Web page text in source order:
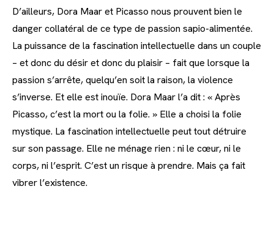
D’ailleurs, Dora Maar et Picasso nous prouvent bien le
danger collatéral de ce type de passion sapio-alimentée.
La puissance de la fascination intellectuelle dans un couple
– et donc du désir et donc du plaisir – fait que lorsque la
passion s’arrête, quelqu’en soit la raison, la violence
s’inverse. Et elle est inouïe. Dora Maar l’a dit : « Après
Picasso, c’est la mort ou la folie. » Elle a choisi la folie
mystique. La fascination intellectuelle peut tout détruire
sur son passage. Elle ne ménage rien : ni le cœur, ni le
corps, ni l’esprit. C’est un risque à prendre. Mais ça fait
vibrer l’existence.